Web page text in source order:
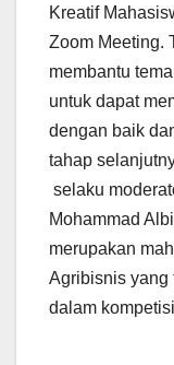
Kreatif
Zoom Meeting.
membantu
untuk dapat
dengan baik
tahap
selaku
Mohammad
merupakan
Agribisnis yang
dalam